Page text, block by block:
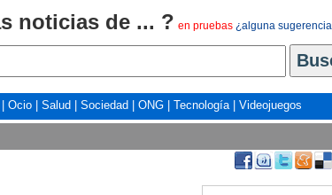
noticias de ... ? en pruebas ¿alguna
Ocio Salud Sociedad ONG Tecnología| Videojuegos